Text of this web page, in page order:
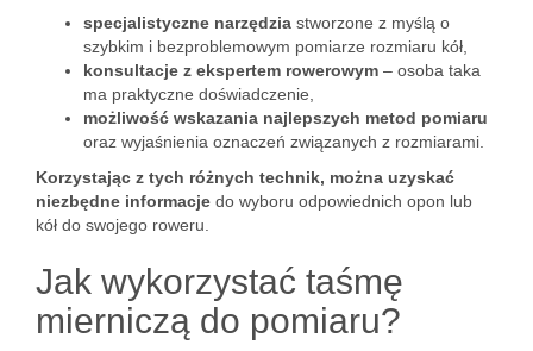
specjalistyczne narzędzia stworzone z myślą o
szybkim i bezproblemowym pomiarze rozmiaru kół,
konsultacje z ekspertem rowerowym – osoba taka
ma praktyczne doświadczenie,
możliwość wskazania najlepszych metod pomiaru
oraz wyjaśnienia oznaczeń związanych z rozmiarami.
Korzystając z tych różnych technik, można uzyskać
niezbędne informacje do wyboru odpowiednich opon lub
kół do swojego roweru.
Jak wykorzystać taśmę
mierniczą do pomiaru?